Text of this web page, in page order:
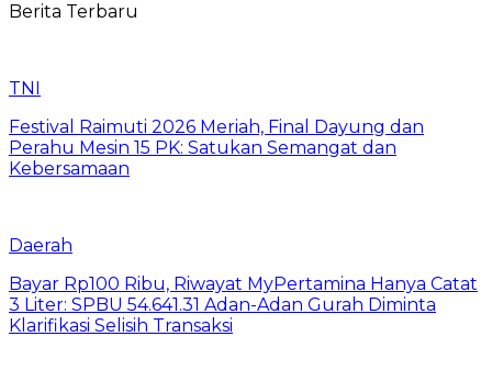
Berita Terbaru
TNI
Festival Raimuti 2026 Meriah, Final Dayung dan
Perahu Mesin 15 PK: Satukan Semangat dan
Kebersamaan
Daerah
Bayar Rp100 Ribu, Riwayat MyPertamina Hanya Catat
3 Liter: SPBU 54.641.31 Adan-Adan Gurah Diminta
Klarifikasi Selisih Transaksi